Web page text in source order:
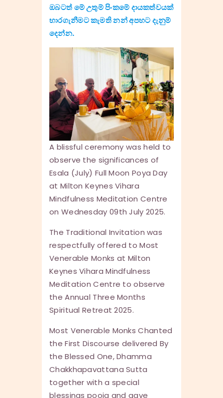
ඔබටත් මේ උතුම් පිංකමේ දායකත්වයක්
භාරගැනීමට කැමති නන් අපහට දැනුම්
දෙන්න.
A blissful ceremony was held to
observe the significances of
Esala (July) Full Moon Poya Day
at Milton Keynes Vihara
Mindfulness Meditation Centre
on Wednesday 09th July 2025.
The Traditional Invitation was
respectfully offered to Most
Venerable Monks at Milton
Keynes Vihara Mindfulness
Meditation Centre to observe
the Annual Three Months
Spiritual Retreat 2025.
Most Venerable Monks Chanted
the First Discourse delivered By
the Blessed One, Dhamma
Chakkhapavattana Sutta
together with a special
blessings pooja and gave